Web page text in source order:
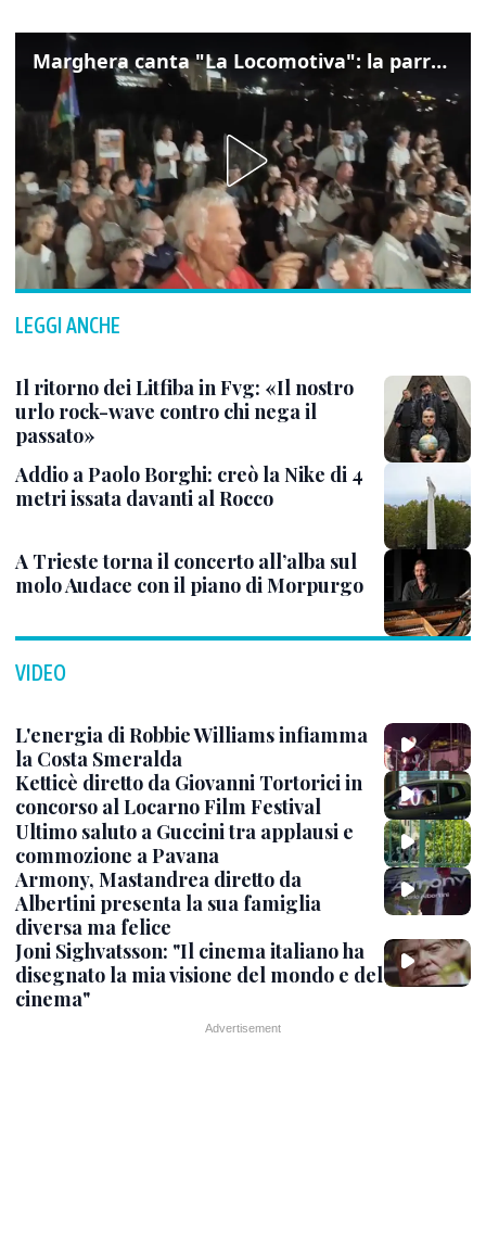
Marghera canta "La Locomotiva": la parrocchia della Cita ricorda Guccini
LEGGI ANCHE
Il ritorno dei Litfiba in Fvg: «Il nostro
urlo rock-wave contro chi nega il
passato»
Addio a Paolo Borghi: creò la Nike di 4
metri issata davanti al Rocco
A Trieste torna il concerto all’alba sul
molo Audace con il piano di Morpurgo
VIDEO
L'energia di Robbie Williams infiamma
la Costa Smeralda
Ketticè diretto da Giovanni Tortorici in
concorso al Locarno Film Festival
Ultimo saluto a Guccini tra applausi e
commozione a Pavana
Armony, Mastandrea diretto da
Albertini presenta la sua famiglia
diversa ma felice
Joni Sighvatsson: "Il cinema italiano ha
disegnato la mia visione del mondo e del
cinema"